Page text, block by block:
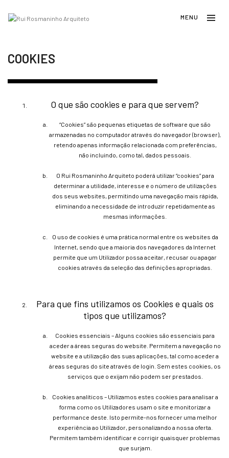
COOKIES
O que são cookies e para que servem?
“Cookies” são pequenas etiquetas de software que são
armazenadas no computador através do navegador (browser),
retendo apenas informação relacionada com preferências,
não incluindo, como tal, dados pessoais.
O Rui Rosmaninho Arquiteto poderá utilizar “cookies” para
determinar a utilidade, interesse e o número de utilizações
dos seus websites, permitindo uma navegação mais rápida,
eliminando a necessidade de introduzir repetidamente as
mesmas informações.
O uso de cookies é uma prática normal entre os websites da
Internet, sendo que a maioria dos navegadores da Internet
permite que um Utilizador possa aceitar, recusar ou apagar
cookies através da seleção das definições apropriadas.
Para que fins utilizamos os Cookies e quais os
tipos que utilizamos?
Cookies essenciais – Alguns cookies são essenciais para
aceder a áreas seguras do website. Permitem a navegação no
website e a utilização das suas aplicações, tal como aceder a
áreas seguras do site através de login. Sem estes cookies, os
serviços que o exijam não podem ser prestados.
Cookies analíticos – Utilizamos estes cookies para analisar a
forma como os Utilizadores usam o site e monitorizar a
performance deste. Isto permite-nos fornecer uma melhor
experiência ao Utilizador, personalizando a nossa oferta.
Permitem também identificar e corrigir quaisquer problemas
que surjam.